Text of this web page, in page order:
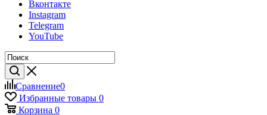
Вконтакте
Instagram
Telegram
YouTube
Сравнение0
Избранные товары 0
Корзина 0